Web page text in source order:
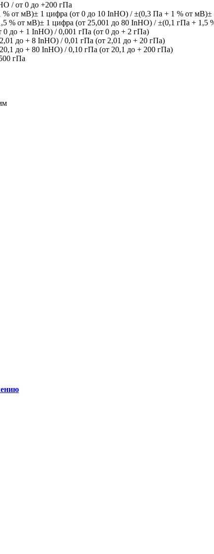
/ от 0 до +200 гПа
% от мВ)± 1 цифра (от 0 до 10 InHO) / ±(0,3 Па + 1 % от мВ)±
% от мВ)± 1 цифра (от 25,001 до 80 InHO) / ±(0,1 гПа + 1,5
0 до + 1 InHO) / 0,001 гПа (от 0 до + 2 гПа)
до + 8 InHO) / 0,01 гПа (от 2,01 до + 20 гПа)
до + 80 InHO) / 0,10 гПа (от 20,1 до + 200 гПа)
гПа